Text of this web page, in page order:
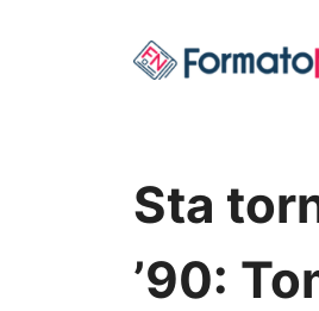
Sta
’90: